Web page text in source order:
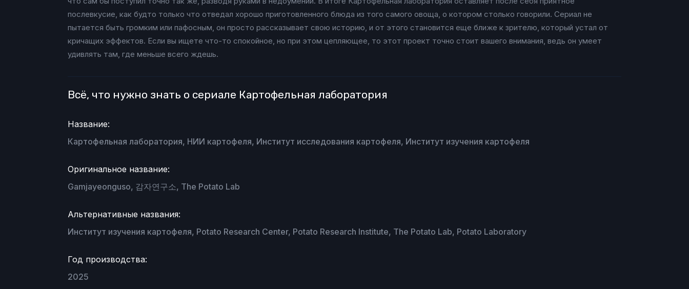
послевкусие, как будто только что отведал хорошо приготовленного блюда из того самого овоща, о котором столько говорили. Сериал не
пытается быть громким или пафосным, он просто рассказывает свою историю, и от этого становится еще ближе к зрителю, который устал от
кричащих эффектов. Если вы ищете что-то спокойное, но при этом цепляющее, то этот проект точно стоит вашего внимания, ведь он умеет
удивлять там, где меньше всего ждешь.
Всё, что нужно знать о сериале Картофельная лаборатория
Название:
Картофельная лаборатория, НИИ картофеля, Институт исследования картофеля, Институт изучения картофеля
Оригинальное название:
Gamjayeonguso, 감자연구소, The Potato Lab
Альтернативные названия:
Институт изучения картофеля, Potato Research Center, Potato Research Institute, The Potato Lab, Potato Laboratory
Год производства:
2025